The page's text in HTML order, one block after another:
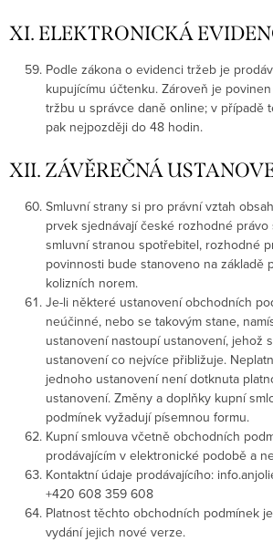
XI. ELEKTRONICKÁ
Podle zákona o evidenci tržeb je
kupujícímu účtenku. Zároveň je
tržbu u správce daně online; v případě
pak nejpozději do 48 hodin.
XII. ZÁVĚREČNÁ
Smluvní strany si pro právní vztah
prvek sjednávají české rozhodné
smluvní stranou spotřebitel, rozhodné
povinnosti bude stanoveno na základě
kolizních norem.
Je-li některé ustanovení obchodních
neúčinné, nebo se takovým stane,
ustanovení nastoupí ustanovení, jehož
ustanovení co nejvíce přibližuje.
jednoho ustanovení není dotknuta
ustanovení. Změny a doplňky kupní
podmínek vyžadují písemnou formu.
Kupní smlouva včetně obchodních
prodávajícím v elektronické podobě a
Kontaktní údaje prodávajícího:
+420 608 359 608
Platnost těchto obchodních podmínek
vydání jejich nové verze.